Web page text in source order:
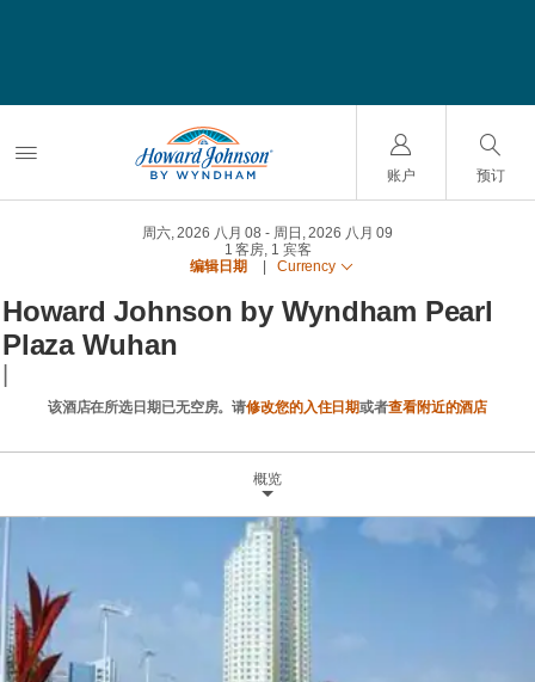
账户 预订
周六, 2026 八月 08
周日, 2026 八月 09
1 客房, 1 宾客
编辑日期
Currency
Howard Johnson by Wyndham Pearl
Plaza Wuhan
该酒店在所选日期已无空房。请修改您的入住日期或者查看附近的酒店
概览